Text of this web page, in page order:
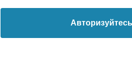
Авторизуйтесь